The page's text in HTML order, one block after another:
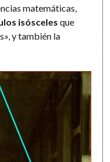
matemáticas,
isósceles que
y también la